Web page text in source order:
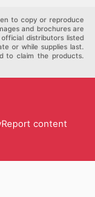
to copy or reproduce
and brochures are
distributors listed
or while supplies last.
to claim the products.
Report content